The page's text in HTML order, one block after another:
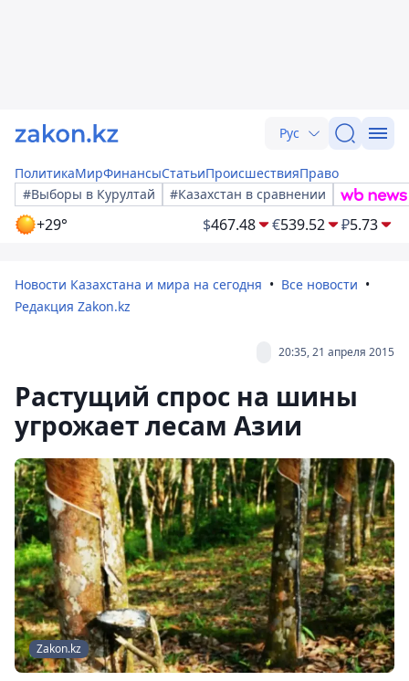
Рус
ПолитикаМирФинансыСтатьиПроисшествияПраво
#Выборы в Курултай
#Казахстан в сравнении
+29° $467.48 €539.52 ₽5.73
Новости Казахстана и мира на сегодня
Все новости
Редакция Zakon.kz
20:35, 21 апреля 2015
Растущий спрос на шины
угрожает лесам Азии
Zakon.kz